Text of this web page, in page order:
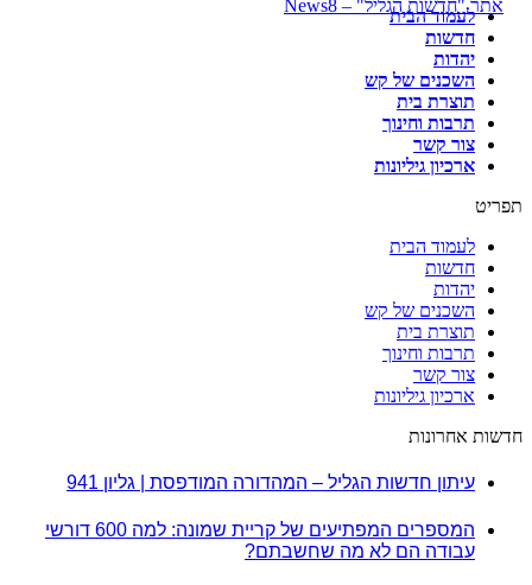
לעמוד הבית
חדשות
יהדות
השכנים של קש
תוצרת בית
תרבות וחינוך
צור קשר
ארכיון גיליונות
תפריט
לעמוד הבית
חדשות
יהדות
השכנים של קש
תוצרת בית
תרבות וחינוך
צור קשר
ארכיון גיליונות
חדשות אחרונות
עיתון חדשות הגליל – המהדורה המודפסת | גליון 941
המספרים המפתיעים של קריית שמונה: למה 600 דורשי
עבודה הם לא מה שחשבתם?